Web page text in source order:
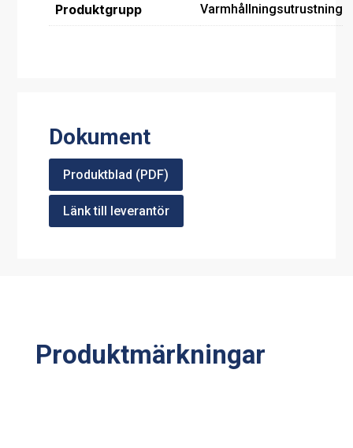
Produktgrupp Varmhållningsutrustning
Dokument
Produktblad (PDF)
Länk till leverantör
Produktmärkningar